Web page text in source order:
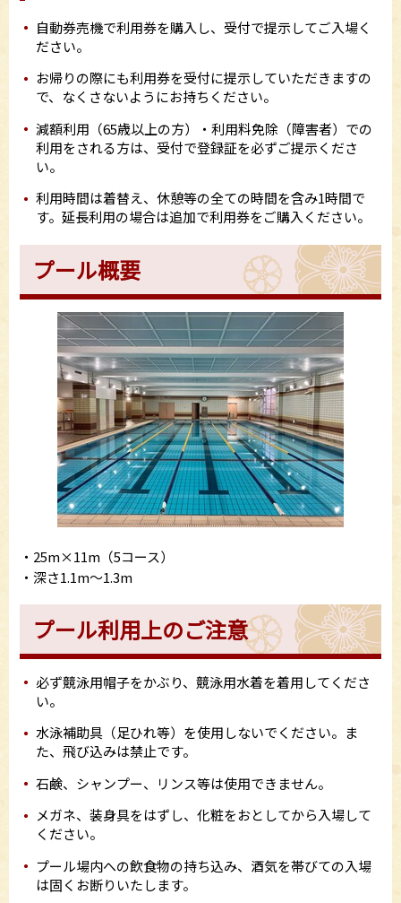
自動券売機で利用券を購入し、受付で提示してご入場く
ださい。
お帰りの際にも利用券を受付に提示していただきますの
で、なくさないようにお持ちください。
減額利用（65歳以上の方）・利用料免除（障害者）での
利用をされる方は、受付で登録証を必ずご提示くださ
い。
利用時間は着替え、休憩等の全ての時間を含み1時間で
す。延長利用の場合は追加で利用券をご購入ください。
プール概要
・25m×11m（5コース）
・深さ1.1m～1.3m
プール利用上のご注意
必ず競泳用帽子をかぶり、競泳用水着を着用してくださ
い。
水泳補助具（足ひれ等）を使用しないでください。ま
た、飛び込みは禁止です。
石鹸、シャンプー、リンス等は使用できません。
メガネ、装身具をはずし、化粧をおとしてから入場して
ください。
プール場内への飲食物の持ち込み、酒気を帯びての入場
は固くお断りいたします。